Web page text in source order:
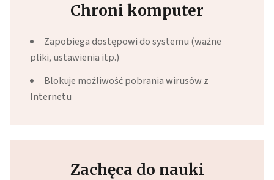
Chroni komputer
Zapobiega dostępowi do systemu (ważne
pliki, ustawienia itp.)
Blokuje możliwość pobrania wirusów z
Internetu
Zachęca do nauki